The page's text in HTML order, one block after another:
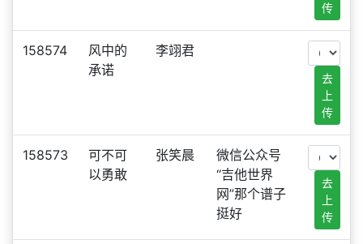
传
158574
风中的
承诺
李翊君
去
上
传
158573
可不可
以勇敢
张笑晨
微信公众号
“吉他世界
网”那个谱子
挺好
去
上
传